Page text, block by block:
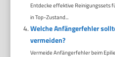
Entdecke effektive Reinigungssets
in Top-Zustand...
Welche Anfängerfehler
vermeiden?
Vermeide Anfängerfehler beim